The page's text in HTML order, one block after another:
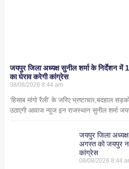
जयपुर जिला अध्यक्ष सुनील शर्मा के निर्देशन
का घेराव करेगी कांग्रेस
08/08/2026 8:44 am
‘हिसाब मांगो रैली’ के जरिए भ्रष्टाचार,बदहाल
उठाएगी आवाज न्यूज इन राजस्थान सुनील शर्मा
जयपुर जिला
अगस्त को जयपुर
कांग्रेस
08/08/20268:44